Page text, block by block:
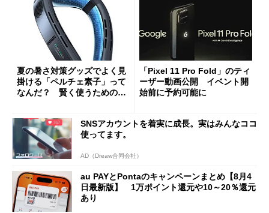
夏の暑さ対策グッズでよく見
掛ける「ペルチェ素子」って
なんだ？ 賢く使うための注
「Pixel 11 Pro Fold」のティ
ーザー動画公開 イベント開
始前に予約可能に
SNSアカウントを着実に成長。実はみんなココ
使ってます。
AD（Dreaw合同会社）
au PAYとPontaのキャンペーンまとめ【8月4
日最新版】 1万ポイント還元や10～20％還元
あり